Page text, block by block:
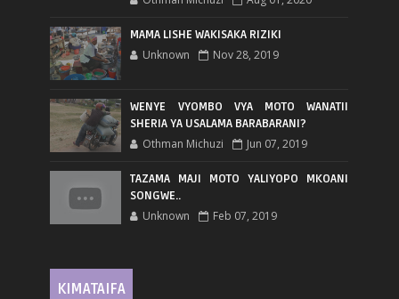
MAMA LISHE WAKISAKA RIZIKI
Unknown Nov 28, 2019
WENYE VYOMBO VYA MOTO WANATII
SHERIA YA USALAMA BARABARANI?
Othman Michuzi Jun 07, 2019
TAZAMA MAJI MOTO YALIYOPO MKOANI
SONGWE..
Unknown Feb 07, 2019
KIMATAIFA